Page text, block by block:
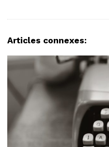
Articles connexes: